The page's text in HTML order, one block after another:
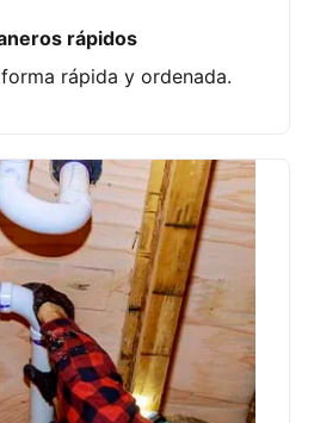
rápidos
rápida y ordenada.